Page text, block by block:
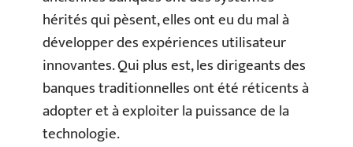
hérités qui pèsent, elles ont eu du mal à
développer des expériences utilisateur
innovantes. Qui plus est, les dirigeants des
banques traditionnelles ont été réticents à
adopter et à exploiter la puissance de la
technologie.